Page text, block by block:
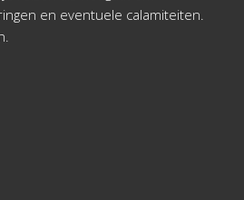
en eventuele calamiteiten.